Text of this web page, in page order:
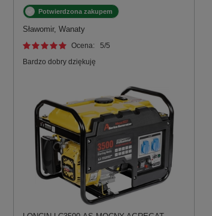
Potwierdzona zakupem
Sławomir, Wanaty
Ocena: 5/5
Bardzo dobry dziękuję